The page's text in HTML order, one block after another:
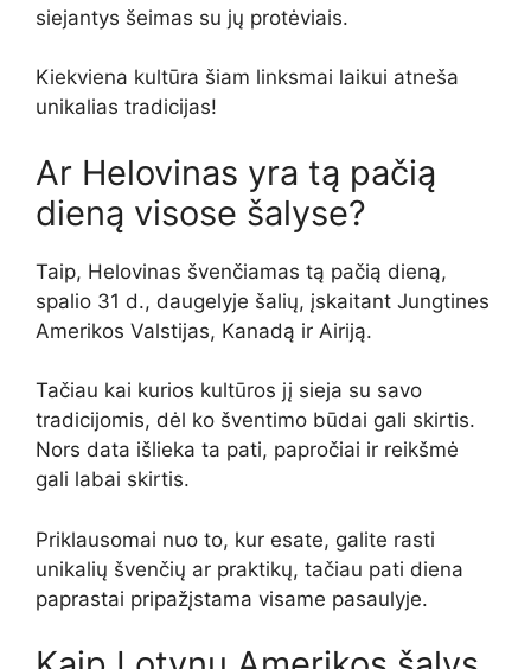
siejantys šeimas su jų protėviais.
Kiekviena kultūra šiam linksmai laikui atneša
unikalias tradicijas!
Ar Helovinas yra tą pačią
dieną visose šalyse?
Taip, Helovinas švenčiamas tą pačią dieną,
spalio 31 d., daugelyje šalių, įskaitant Jungtines
Amerikos Valstijas, Kanadą ir Airiją.
Tačiau kai kurios kultūros jį sieja su savo
tradicijomis, dėl ko šventimo būdai gali skirtis.
Nors data išlieka ta pati, papročiai ir reikšmė
gali labai skirtis.
Priklausomai nuo to, kur esate, galite rasti
unikalių švenčių ar praktikų, tačiau pati diena
paprastai pripažįstama visame pasaulyje.